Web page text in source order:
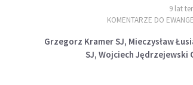
9 lat
KOMENTARZE DO
Grzegorz Kramer SJ, Mieczysław
SJ, Wojciech Jędrzejewski